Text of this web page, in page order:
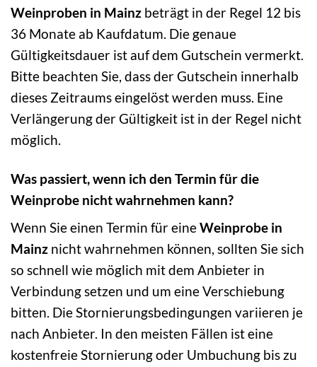
Weinproben in Mainz beträgt in der Regel 12 bis
36 Monate ab Kaufdatum. Die genaue
Gültigkeitsdauer ist auf dem Gutschein vermerkt.
Bitte beachten Sie, dass der Gutschein innerhalb
dieses Zeitraums eingelöst werden muss. Eine
Verlängerung der Gültigkeit ist in der Regel nicht
möglich.
Was passiert, wenn ich den Termin für die
Weinprobe nicht wahrnehmen kann?
Wenn Sie einen Termin für eineWeinprobe in
Mainz nicht wahrnehmen können, sollten Sie sich
so schnell wie möglich mit dem Anbieter in
Verbindung setzen und um eine Verschiebung
bitten. Die Stornierungsbedingungen variieren je
nach Anbieter. In den meisten Fällen ist eine
kostenfreie Stornierung oder Umbuchung bis zu